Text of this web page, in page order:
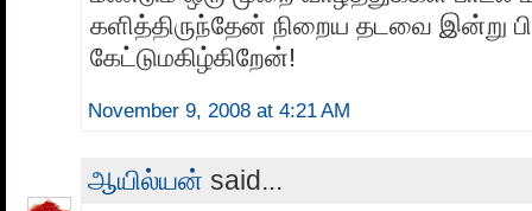
களித்திருந்தேன் நிறைய தடவை இன்று
கேட்டுமகிழ்கிறேன்!
November 9, 2008 at 4:21 AM
ஆயில்யன் said...